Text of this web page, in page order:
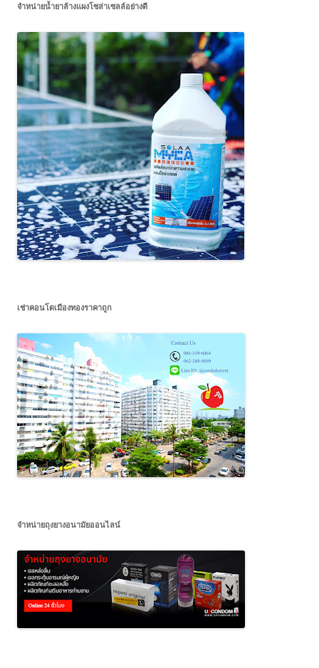
จำหน่ายน้ำยาล้างแผงโซล่าเซลล์อย่างดี
เช่าคอนโดเมืองทองราคาถูก
จำหน่ายถุงยางอนามัยออนไลน์